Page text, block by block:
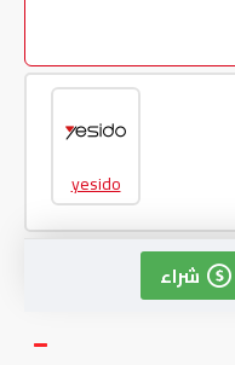
yesido
شراء